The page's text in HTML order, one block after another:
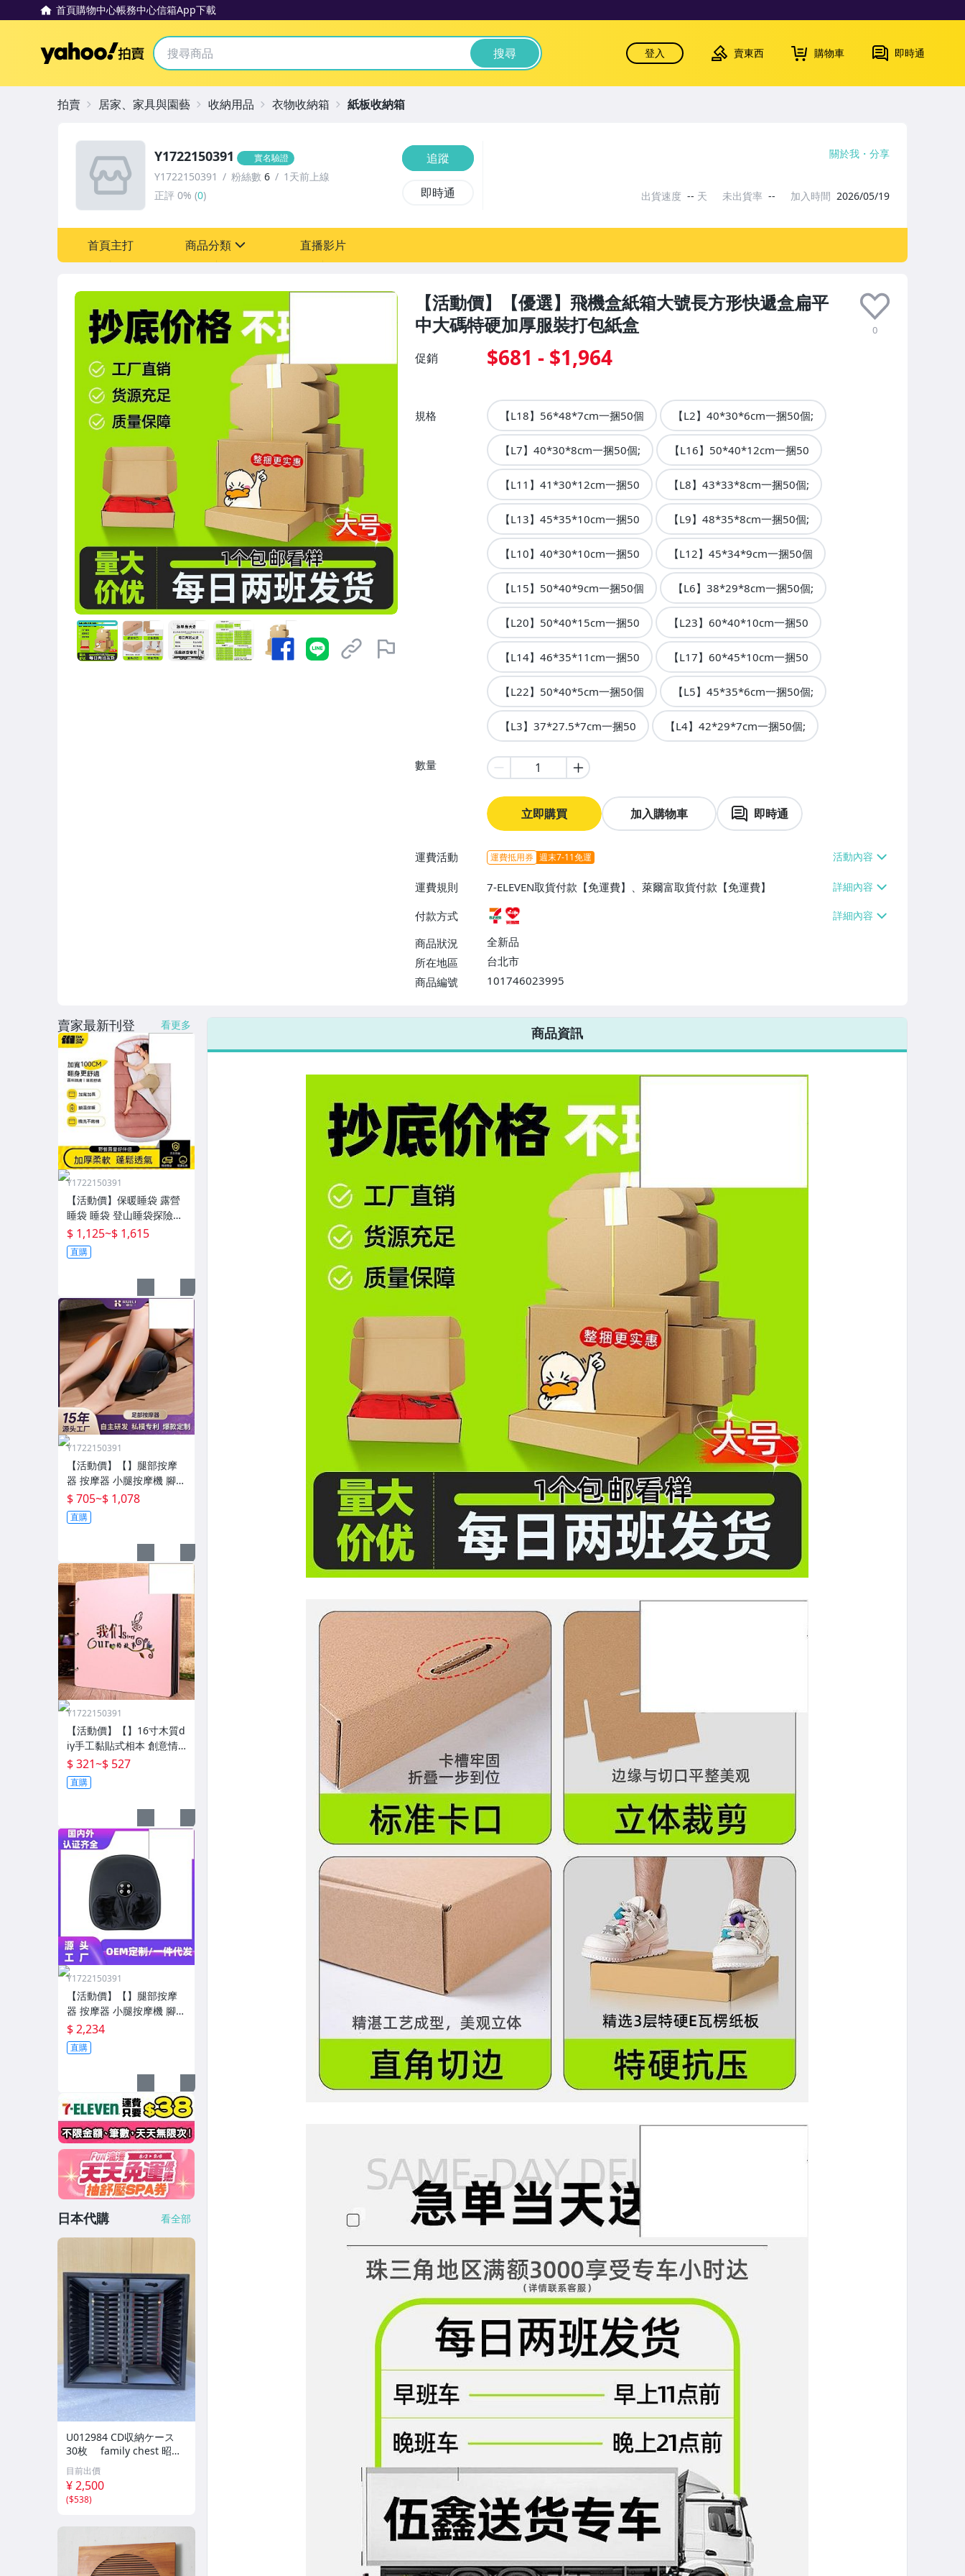
首頁購物中心帳務中心信箱App下載
Yahoo拍賣 搜尋 登入 賣東西 購物車 即時通
【活動價】【優選】飛機盒紙箱大號長方形快遞盒扁平
中大碼特硬加厚服裝打包紙盒
0
促銷 $681 - $1,964
規格 【L18】56*48*7cm一捆50個 【L2】40*30*6cm一捆50個;
【L7】40*30*8cm一捆50個; 【L16】50*40*12cm一捆50
【L11】41*30*12cm一捆50 【L8】43*33*8cm一捆50個;
【L13】45*35*10cm一捆50 【L9】48*35*8cm一捆50個;
【L10】40*30*10cm一捆50 【L12】45*34*9cm一捆50個
【L15】50*40*9cm一捆50個 【L6】38*29*8cm一捆50個;
【L20】50*40*15cm一捆50 【L23】60*40*10cm一捆50
【L14】46*35*11cm一捆50 【L17】60*45*10cm一捆50
【L22】50*40*5cm一捆50個 【L5】45*35*6cm一捆50個;
【L3】37*27.5*7cm一捆50 【L4】42*29*7cm一捆50個;
數量
立即購買 加入購物車 即時通
運費活動 運費抵用券 週末7-11免運
運費規則
7-ELEVEN取貨付款【免運費】、萊爾富取貨付款【免運費】
付款方式
商品狀況
全新品
所在地區
台北市
商品編號
101746023995
7-ELEVEN 運費只要38元
不限金額、筆數，筆筆優惠無限次！
Y1722150391 實名驗證
Y1722150391 粉絲數 6
1天前上線
正評 0% (0)
追蹤
即時通
關於我 分享
出貨速度 -- 天 未出貨率 -- 加入時間 2026/05/19
首頁主打 商品分類
圖書/影音/文具
古董、藝術與礦石
手機、配件與通訊
美容保養與彩妝
電腦、平板與周邊
相機、攝影與周邊
運動、戶外與休閒
嬰幼兒與孕婦
汽機車精品百貨
居家、家具與園藝
玩具、模型與公仔
男性精品與服飾
直播影片
拍賣 居家、家具與園藝 收納用品 衣物收納箱 紙板收納箱
商品資訊
賣家最新刊登 看更多
Y1722150391
【活動價】保暖睡袋 露營
睡袋 睡袋 登山睡袋探險者
睡袋成人冬季加厚防寒加
大戶外露營大人抗寒四季
通用款保暖
$ 1,125~$ 1,615
直購
Y1722150391
【活動價】【】腿部按摩
器 按摩器 小腿按摩機 腳底
按摩機 深層按摩儀 小腿按
摩儀全自動揉捏腿部按摩
器全腿底腳熱敷腳部足底
$ 705~$ 1,078
直購
Y1722150391
【活動價】【】16寸木質d
iy手工黏貼式相本 創意情
侶影集紀念收藏冊送男女
朋友
$ 321~$ 527
直購
Y1722150391
【活動價】【】腿部按摩
器 按摩器 小腿按摩機 腳底
按摩機 深層按摩軟體全自
動足療機穴位揉捏家用按
腳器腳部腿部足底足部腳
$ 2,234
直購
日本代購 看全部
U012984 CD収納ケース
30枚 family chest 昭和
レトロ 当時物 オーディオ
ラック 幅約28*16.5*H2
6.2cm 現状品 0205
目前出價
¥ 2,500
($538)